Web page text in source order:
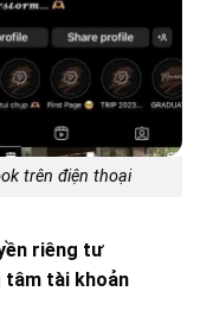
trên điện thoại
riêng tư
tâm tài khoản